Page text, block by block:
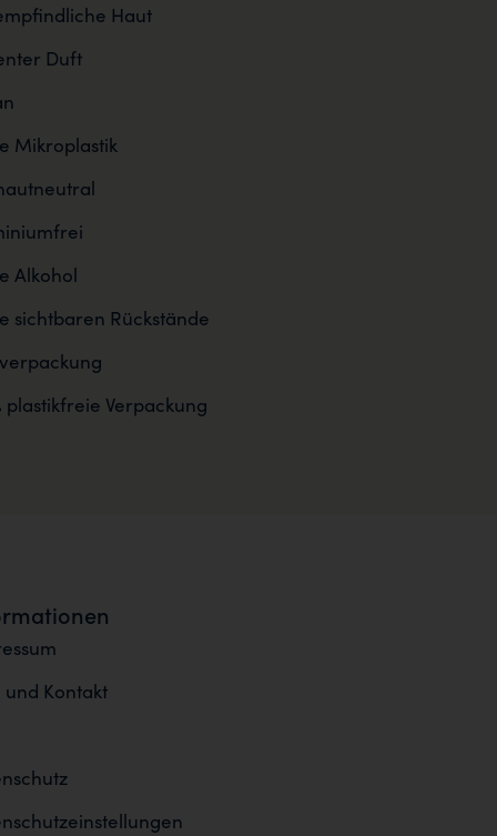
Haut
Duft
Mikroplastik
Alkohol
sichtbaren Rückstände
plastikfreie Verpackung
Kontakt